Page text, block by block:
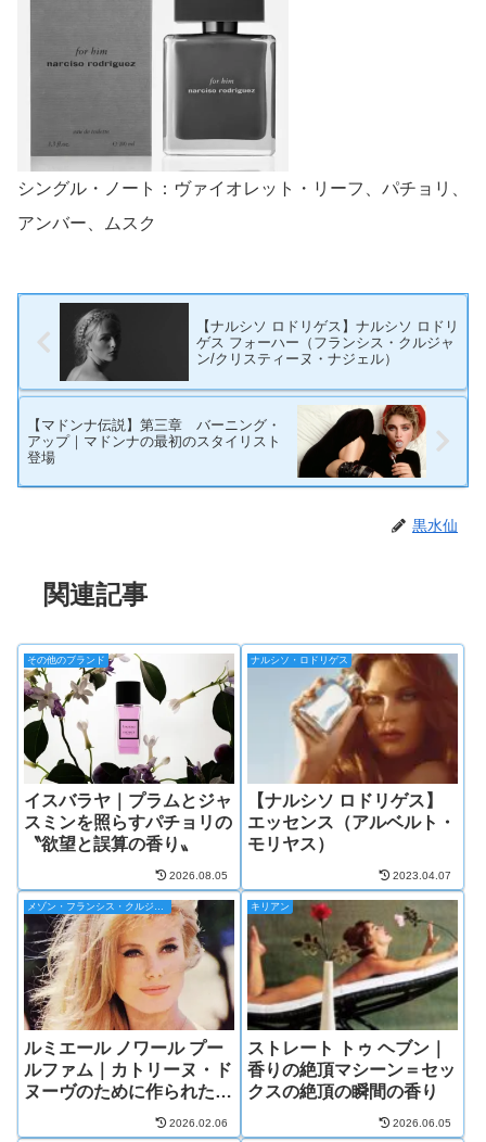
シングル・ノート：ヴァイオレット・リーフ、パチョリ、
アンバー、ムスク
【ナルシソ ロドリゲス】ナルシソ ロドリ
ゲス フォーハー（フランシス・クルジャ
ン/クリスティーヌ・ナジェル）
【マドンナ伝説】第三章 バーニング・
アップ｜マドンナの最初のスタイリスト
登場
黒水仙
関連記事
その他のブランド
イスバラヤ｜プラムとジャ
スミンを照らすパチョリの
〝欲望と誤算の香り〟
2026.08.05
ナルシソ・ロドリゲス
【ナルシソ ロドリゲス】
エッセンス（アルベルト・
モリヤス）
2023.04.07
メゾン・フランシス・クルジャン
ルミエール ノワール プー
ルファム｜カトリーヌ・ド
ヌーヴのために作られた香
2026.02.06
キリアン
ストレート トゥ ヘブン｜
香りの絶頂マシーン＝セッ
クスの絶頂の瞬間の香り
2026.06.05